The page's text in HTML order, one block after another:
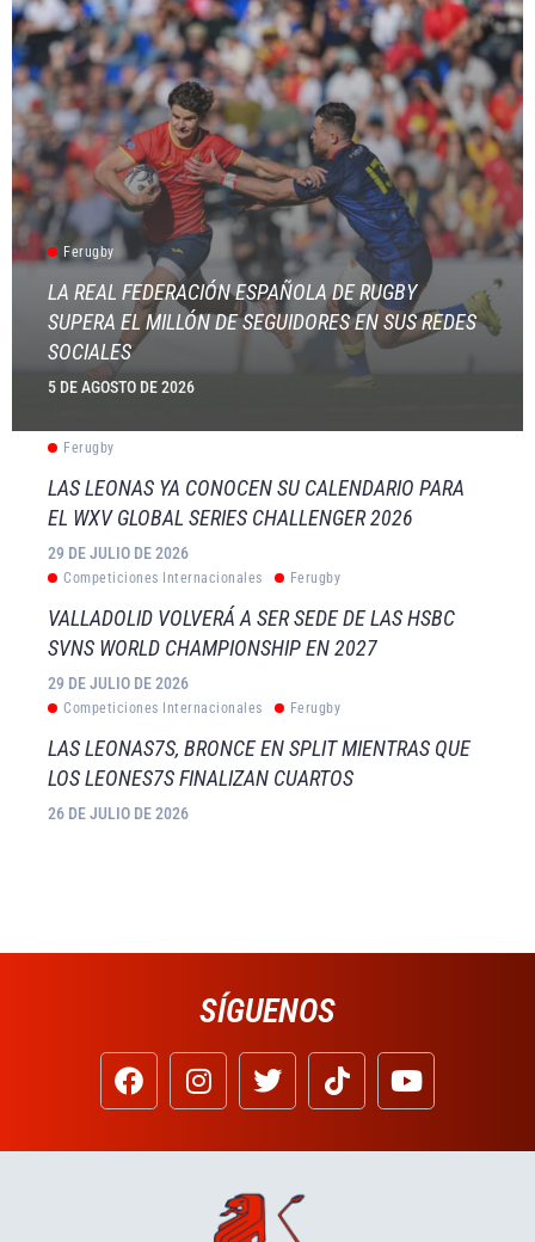
Ferugby
LA REAL FEDERACIÓN ESPAÑOLA DE RUGBY
SUPERA EL MILLÓN DE SEGUIDORES EN SUS REDES
SOCIALES
5 DE AGOSTO DE 2026
Ferugby
LAS LEONAS YA CONOCEN SU CALENDARIO PARA
EL WXV GLOBAL SERIES CHALLENGER 2026
29 DE JULIO DE 2026
Competiciones Internacionales Ferugby
VALLADOLID VOLVERÁ A SER SEDE DE LAS HSBC
SVNS WORLD CHAMPIONSHIP EN 2027
29 DE JULIO DE 2026
Competiciones Internacionales Ferugby
LAS LEONAS7S, BRONCE EN SPLIT MIENTRAS QUE
LOS LEONES7S FINALIZAN CUARTOS
26 DE JULIO DE 2026
SÍGUENOS